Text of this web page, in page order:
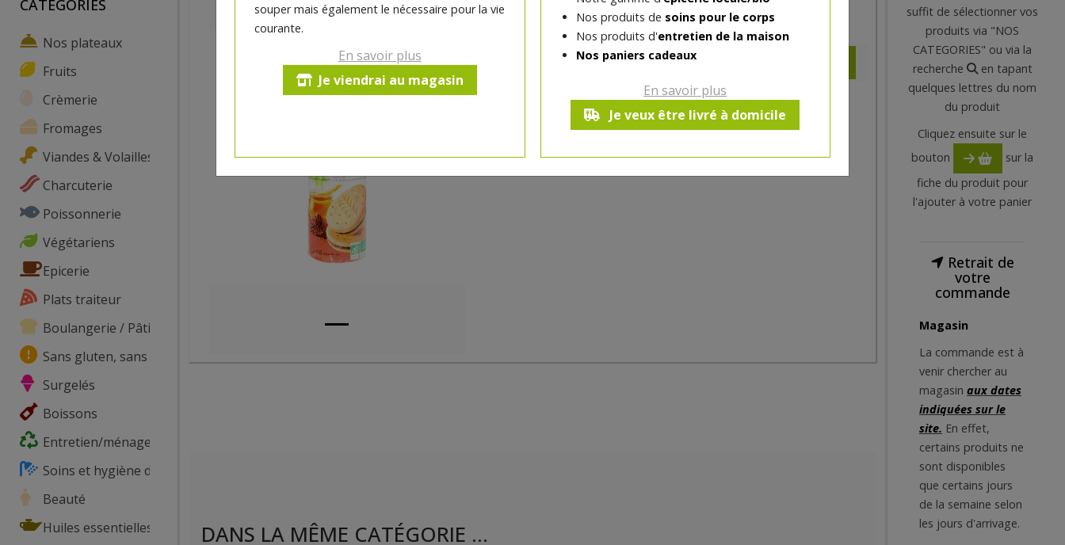
CATEGORIES
Nos plateaux
Fruits
Crèmerie
Fromages
Viandes & Volailles
Charcuterie
Poissonnerie
Végétariens
Epicerie
Plats traiteur
Boulangerie / Pâtisserie
Sans gluten, sans lactose, ...
Surgelés
Boissons
Entretien/ménage
Soins et hygiène du corps
Beauté
Huiles essentielles
souper mais également le nécessaire pour la vie
courante.
En savoir plus
Je viendrai au magasin
Nos produits de soins pour le corps
Nos produits d'entretien de la maison
Nos paniers cadeaux
En savoir plus
Je veux être livré à domicile
1 +
Réception souhaitée le
DANS LA MÊME CATÉGORIE ...
suffit de sélectionner vos
produits via "NOS
CATEGORIES" ou via la
recherche
en tapant
quelques lettres du nom
du produit
Cliquez ensuite sur le
bouton
sur la
fiche du produit pour
l'ajouter à votre panier
Retrait de
votre
commande
Magasin
La commande est à
venir chercher au
magasin aux dates
indiquées sur le
site. En effet,
certains produits ne
sont disponibles
que certains jours
de la semaine selon
les jours d'arrivage.